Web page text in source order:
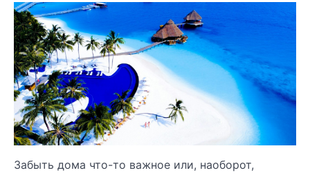
Забыть дома что-то важное или, наоборот,